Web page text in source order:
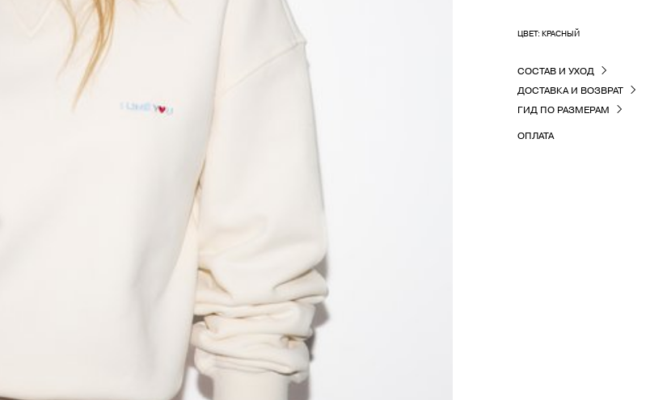
ЦВЕТ: КРАСНЫЙ
СОСТАВ И УХОД
ДОСТАВКА И ВОЗВРАТ
ГИД ПО РАЗМЕРАМ
ОПЛАТА